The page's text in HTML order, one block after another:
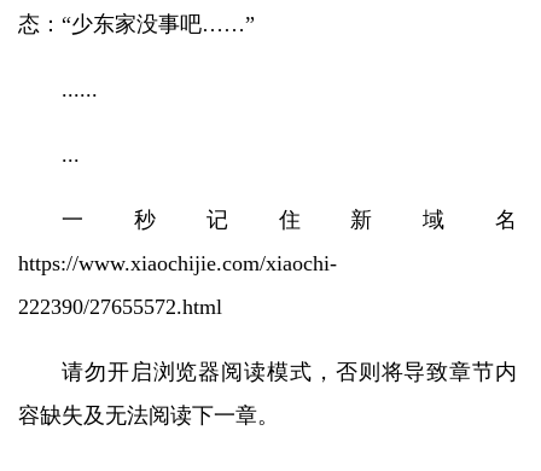
态：“少东家没事吧……”
......
...
一秒记住新域名
https://www.xiaochijie.com/xiaochi-
222390/27655572.html
请勿开启浏览器阅读模式，否则将导致章节内
容缺失及无法阅读下一章。